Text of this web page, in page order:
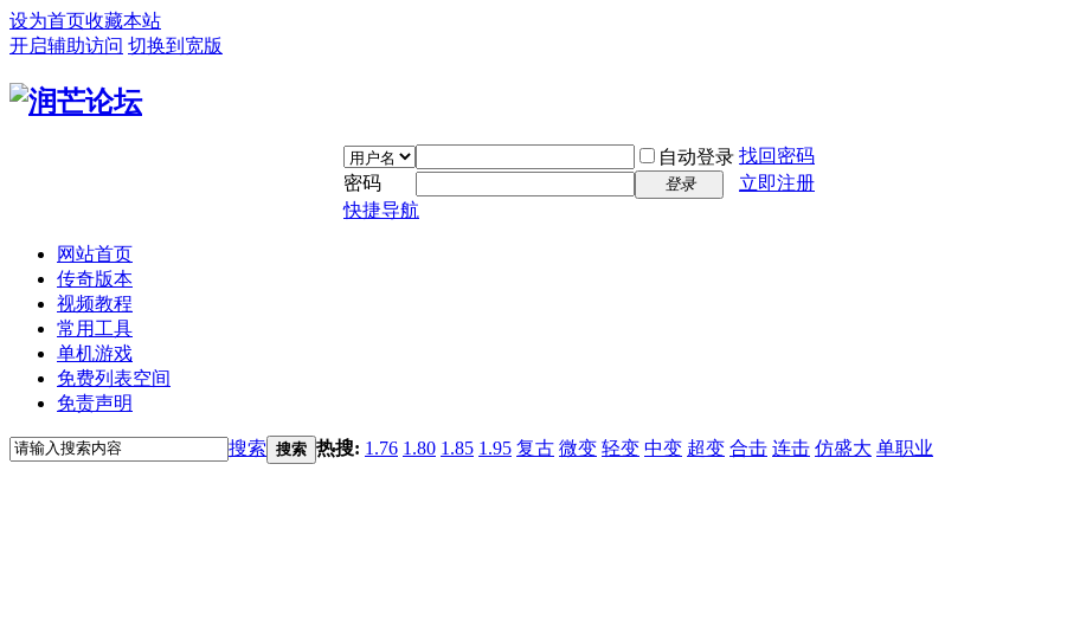
设为首页收藏本站
开启辅助访问 切换到宽版
自动登录 找回密码
密码
登录
立即注册
快捷导航
网站首页
传奇版本
视频教程
常用工具
单机游戏
免费列表空间
免责声明
搜索 搜索 热搜: 1.76 1.80 1.85 1.95 复古 微变 轻变 中变 超变 合击 连击 仿盛大 单职业